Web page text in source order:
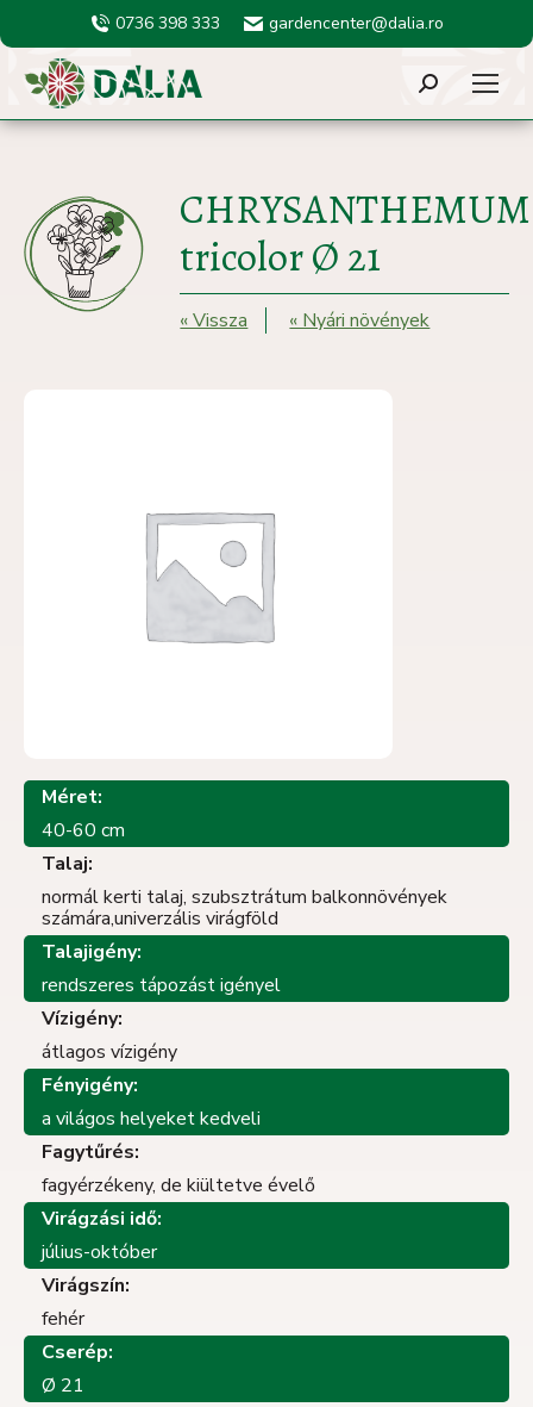
0736 398 333 gardencenter@dalia.ro
Search:
CHRYSANTHEMUM
tricolor Ø 21
« Vissza « Nyári növények
Méret:
40-60 cm
Talaj:
normál kerti talaj, szubsztrátum balkonnövények
számára,univerzális virágföld
Talajigény:
rendszeres tápozást igényel
Vízigény:
átlagos vízigény
Fényigény:
a világos helyeket kedveli
Fagytűrés:
fagyérzékeny, de kiültetve évelő
Virágzási idő:
július-október
Virágszín:
fehér
Cserép:
Ø 21